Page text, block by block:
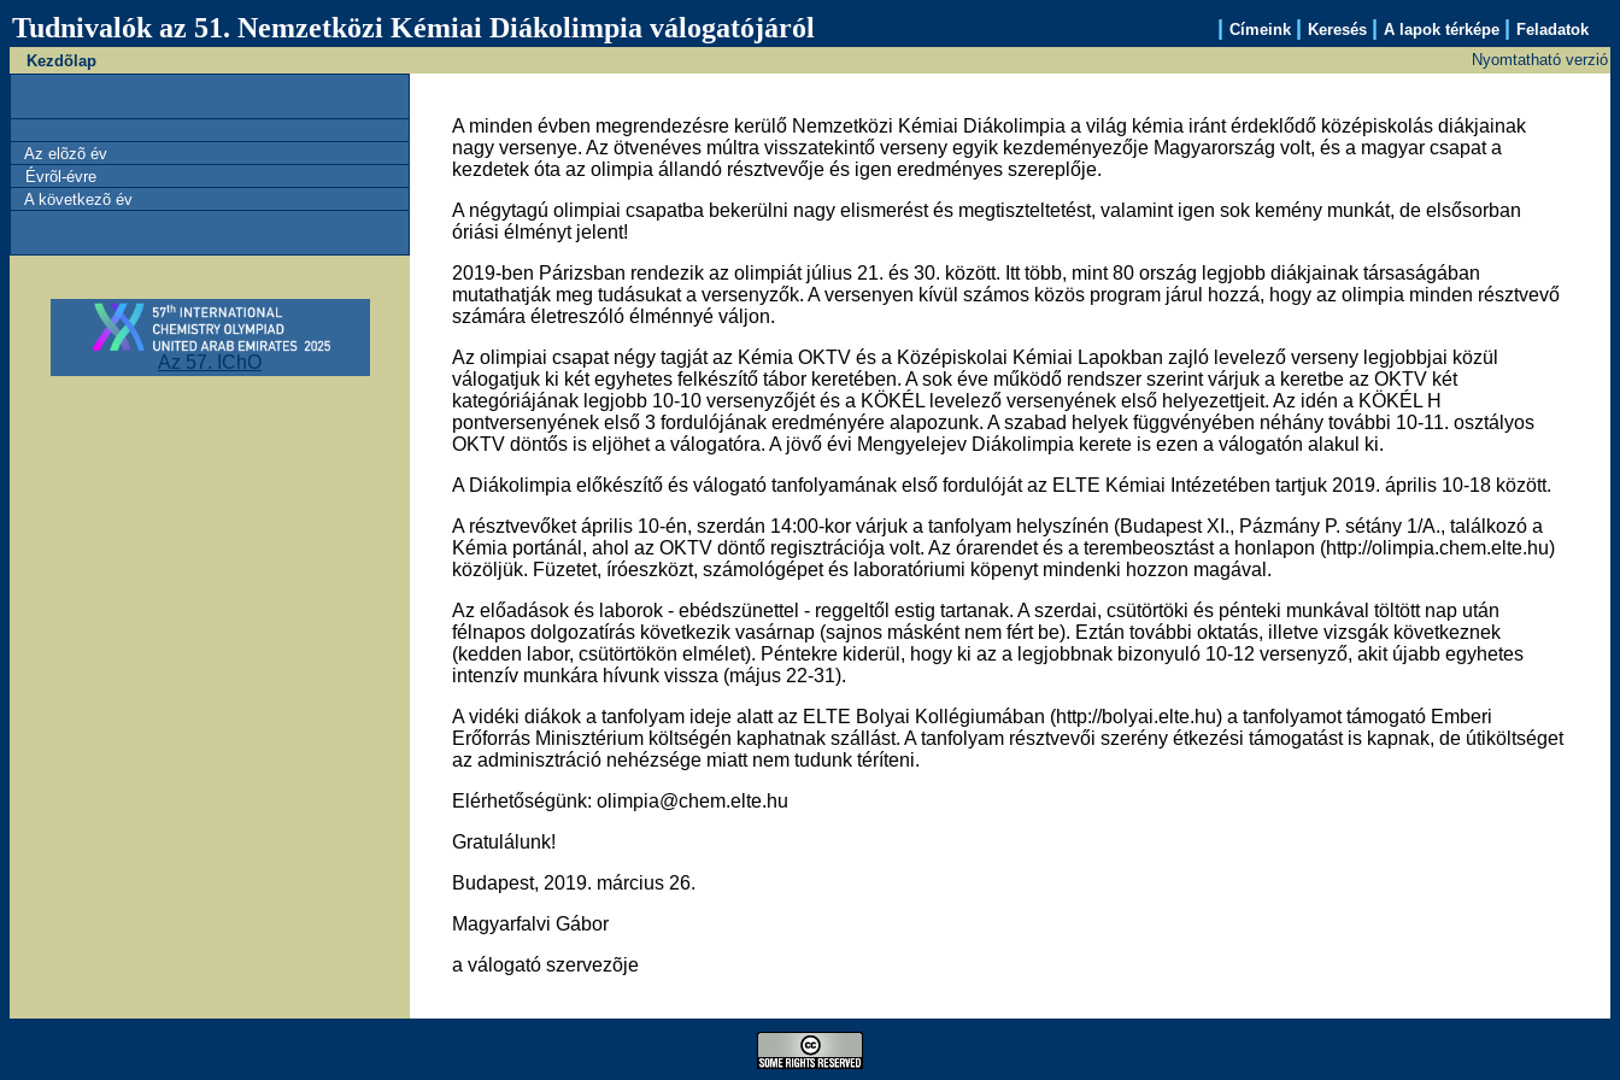
Tudnivalók az 51. Nemzetközi Kémiai Diákolimpia válogatójáról Címeink Keresés A lapok térképe
Feladatok
Kezdõlap
Nyomtatható verzió
Az elõzõ év
Évrõl-évre
A következõ év
Az 57. IChO
A minden évben megrendezésre kerülő Nemzetközi Kémiai Diákolimpia a világ kémia iránt érdeklődő középiskolás diákjainak
nagy versenye. Az ötvenéves múltra visszatekintő verseny egyik kezdeményezője Magyarország volt, és a magyar csapat a
kezdetek óta az olimpia állandó résztvevője és igen eredményes szereplője.
A négytagú olimpiai csapatba bekerülni nagy elismerést és megtiszteltetést, valamint igen sok kemény munkát, de elsősorban
óriási élményt jelent!
2019-ben Párizsban rendezik az olimpiát július 21. és 30. között. Itt több, mint 80 ország legjobb diákjainak társaságában
mutathatják meg tudásukat a versenyzők. A versenyen kívül számos közös program járul hozzá, hogy az olimpia minden résztvevő
számára életreszóló élménnyé váljon.
Az olimpiai csapat négy tagját az Kémia OKTV és a Középiskolai Kémiai Lapokban zajló levelező verseny legjobbjai közül
válogatjuk ki két egyhetes felkészítő tábor keretében. A sok éve működő rendszer szerint várjuk a keretbe az OKTV két
kategóriájának legjobb 10-10 versenyzőjét és a KÖKÉL levelező versenyének első helyezettjeit. Az idén a KÖKÉL H
pontversenyének első 3 fordulójának eredményére alapozunk. A szabad helyek függvényében néhány további 10-11. osztályos
OKTV döntős is eljöhet a válogatóra. A jövő évi Mengyelejev Diákolimpia kerete is ezen a válogatón alakul ki.
A Diákolimpia előkészítő és válogató tanfolyamának első fordulóját az ELTE Kémiai Intézetében tartjuk 2019. április 10-18 között.
A résztvevőket április 10-én, szerdán 14:00-kor várjuk a tanfolyam helyszínén (Budapest XI., Pázmány P. sétány 1/A., találkozó a
Kémia portánál, ahol az OKTV döntő regisztrációja volt. Az órarendet és a terembeosztást a honlapon (http://olimpia.chem.elte.hu)
közöljük. Füzetet, íróeszközt, számológépet és laboratóriumi köpenyt mindenki hozzon magával.
Az előadások és laborok - ebédszünettel - reggeltől estig tartanak. A szerdai, csütörtöki és pénteki munkával töltött nap után
félnapos dolgozatírás következik vasárnap (sajnos másként nem fért be). Eztán további oktatás, illetve vizsgák következnek
(kedden labor, csütörtökön elmélet). Péntekre kiderül, hogy ki az a legjobbnak bizonyuló 10-12 versenyző, akit újabb egyhetes
intenzív munkára hívunk vissza (május 22-31).
A vidéki diákok a tanfolyam ideje alatt az ELTE Bolyai Kollégiumában (http://bolyai.elte.hu) a tanfolyamot támogató Emberi
Erőforrás Minisztérium költségén kaphatnak szállást. A tanfolyam résztvevői szerény étkezési támogatást is kapnak, de útiköltséget
az adminisztráció nehézsége miatt nem tudunk téríteni.
Elérhetőségünk: olimpia@chem.elte.hu
Gratulálunk!
Budapest, 2019. március 26.
Magyarfalvi Gábor
a válogató szervezõje